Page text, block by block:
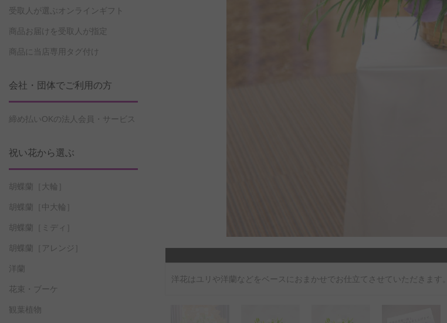
洋花はユリや洋蘭などをベースにおまかせでお仕立てさせていただきます。
受取人が選ぶオンラインギフト
商品お届けを受取人が指定
商品に当店専用タグ付け
会社・団体でご利用の方
締め払いOKの法人会員・サービス
祝い花から選ぶ
胡蝶蘭［大輪］
胡蝶蘭［中大輪］
胡蝶蘭［ミディ］
胡蝶蘭［アレンジ］
洋蘭
花束・ブーケ
観葉植物